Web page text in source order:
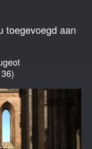
toegevoegd aan